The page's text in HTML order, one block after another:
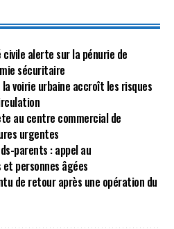
alerte sur la pénurie de
sécuritaire
voirie urbaine accroît les risques
au centre commercial de
urgentes
parents : appel au
personnes âgées
de retour après une opération du